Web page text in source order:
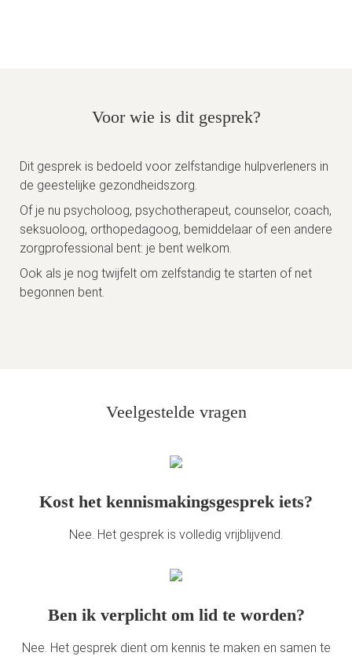
Voor wie is dit gesprek?
Dit gesprek is bedoeld voor zelfstandige hulpverleners in
de geestelijke gezondheidszorg.
Of je nu psycholoog, psychotherapeut, counselor, coach,
seksuoloog, orthopedagoog, bemiddelaar of een andere
zorgprofessional bent: je bent welkom.
Ook als je nog twijfelt om zelfstandig te starten of net
begonnen bent.
Veelgestelde vragen
Kost het kennismakingsgesprek iets?
Nee. Het gesprek is volledig vrijblijvend.
Ben ik verplicht om lid te worden?
Nee. Het gesprek dient om kennis te maken en samen te